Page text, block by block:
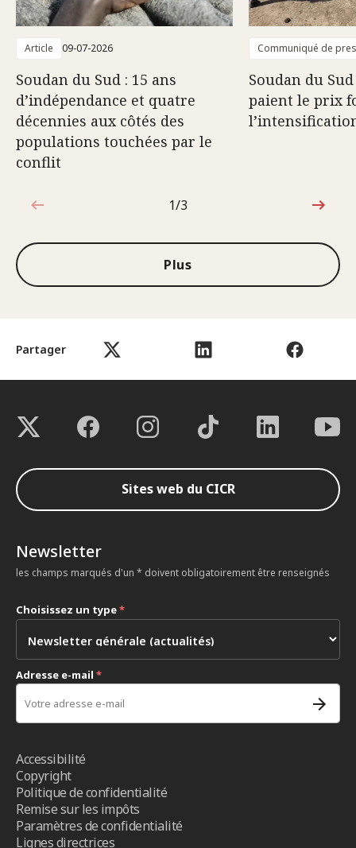
Partager
Article 09-07-2026
Soudan du Sud : 15 ans
d’indépendance et quatre
décennies aux côtés des
populations touchées par le
conflit
Communiqué de
Soudan du
paient le prix
1sur3
1/3
Plus
Sites web du CICR
Newsletter
les champs marqués d'un * doivent obligatoirement être renseignés
Choisissez un type*
Adresse e-mail *
Accessibilité
Copyright
Politique de confidentialité
Remise sur les impôts
Paramètres de confidentialité
Lignes directrices